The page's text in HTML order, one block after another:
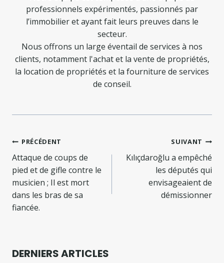
professionnels expérimentés, passionnés par
l’immobilier et ayant fait leurs preuves dans le
secteur.
Nous offrons un large éventail de services à nos
clients, notamment l'achat et la vente de propriétés,
la location de propriétés et la fourniture de services
de conseil.
Navigation
de
l’article
PRÉCÉDENT
Attaque de coups de
pied et de gifle contre le
musicien ; Il est mort
dans les bras de sa
fiancée.
SUIVANT
Kılıçdaroğlu a empêché
les députés qui
envisageaient de
démissionner
DERNIERS ARTICLES